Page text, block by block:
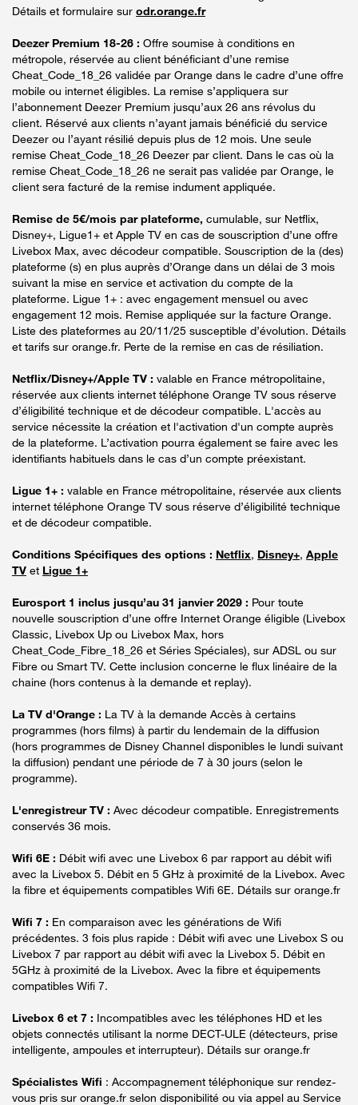
Détails et formulaire sur odr.orange.fr
Deezer Premium 18-26 : Offre soumise à conditions en
métropole, réservée au client bénéficiant d’une remise
Cheat_Code_18_26 validée par Orange dans le cadre d’une offre
mobile ou internet éligibles. La remise s’appliquera sur
l’abonnement Deezer Premium jusqu’aux 26 ans révolus du
client. Réservé aux clients n’ayant jamais bénéficié du service
Deezer ou l’ayant résilié depuis plus de 12 mois. Une seule
remise Cheat_Code_18_26 Deezer par client. Dans le cas où la
remise Cheat_Code_18_26 ne serait pas validée par Orange, le
client sera facturé de la remise indument appliquée.
Remise de 5€/mois par plateforme, cumulable, sur Netflix,
Disney+, Ligue1+ et Apple TV en cas de souscription d’une offre
Livebox Max, avec décodeur compatible. Souscription de la (des)
plateforme (s) en plus auprès d’Orange dans un délai de 3 mois
suivant la mise en service et activation du compte de la
plateforme. Ligue 1+ : avec engagement mensuel ou avec
engagement 12 mois. Remise appliquée sur la facture Orange.
Liste des plateformes au 20/11/25 susceptible d’évolution. Détails
et tarifs sur orange.fr. Perte de la remise en cas de résiliation.
Netflix/Disney+/Apple TV : valable en France métropolitaine,
réservée aux clients internet téléphone Orange TV sous réserve
d’éligibilité technique et de décodeur compatible. L'accès au
service nécessite la création et l'activation d'un compte auprès
de la plateforme. L’activation pourra également se faire avec les
identifiants habituels dans le cas d’un compte préexistant.
Ligue 1+ : valable en France métropolitaine, réservée aux clients
internet téléphone Orange TV sous réserve d’éligibilité technique
et de décodeur compatible.
Conditions Spécifiques des options : Netflix, Disney+, Apple
TV et Ligue 1+
Eurosport 1 inclus jusqu’au 31 janvier 2029 : Pour toute
nouvelle souscription d’une offre Internet Orange éligible (Livebox
Classic, Livebox Up ou Livebox Max, hors
Cheat_Code_Fibre_18_26 et Séries Spéciales), sur ADSL ou sur
Fibre ou Smart TV. Cette inclusion concerne le flux linéaire de la
chaine (hors contenus à la demande et replay).
La TV d'Orange : La TV à la demande Accès à certains
programmes (hors films) à partir du lendemain de la diffusion
(hors programmes de Disney Channel disponibles le lundi suivant
la diffusion) pendant une période de 7 à 30 jours (selon le
programme).
L'enregistreur TV : Avec décodeur compatible. Enregistrements
conservés 36 mois.
Wifi 6E : Débit wifi avec une Livebox 6 par rapport au débit wifi
avec la Livebox 5. Débit en 5 GHz à proximité de la Livebox. Avec
la fibre et équipements compatibles Wifi 6E. Détails sur orange.fr
Wifi 7 : En comparaison avec les générations de Wifi
précédentes. 3 fois plus rapide : Débit wifi avec une Livebox S ou
Livebox 7 par rapport au débit wifi avec la Livebox 5. Débit en
5GHz à proximité de la Livebox. Avec la fibre et équipements
compatibles Wifi 7.
Livebox 6 et 7 : Incompatibles avec les téléphones HD et les
objets connectés utilisant la norme DECT-ULE (détecteurs, prise
intelligente, ampoules et interrupteur). Détails sur orange.fr
Spécialistes Wifi : Accompagnement téléphonique sur rendez-
vous pris sur orange.fr selon disponibilité ou via appel au Service